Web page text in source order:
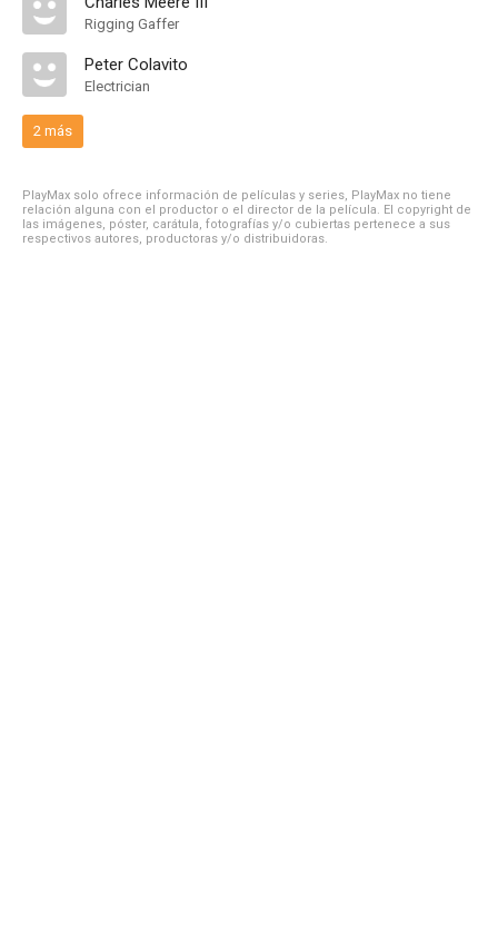
Rigging Gaffer
Peter Colavito
Electrician
2 más
PlayMax solo ofrece información de películas y series, PlayMax no tiene
relación alguna con el productor o el director de la película. El copyright de
las imágenes, póster, carátula, fotografías y/o cubiertas pertenece a sus
respectivos autores, productoras y/o distribuidoras.